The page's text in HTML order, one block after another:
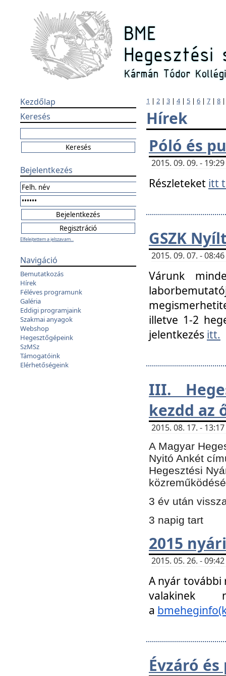
Kezdőlap
Keresés
Bejelentkezés
Elfelejtettem a jelszavam...
Navigáció
Bemutatkozás
Hírek
Féléves programunk
Galéria
Eddigi programjaink
Szakmai anyagok
Webshop
Hegesztőgépeink
SzMSz
Támogatóink
Elérhetőségeink
1 | 2 | 3 | 4| 5 | 6 | 7 | 8
Hírek
Póló és
2015. 09. 09. -
Részleteket itt
GSZK
2015. 09. 07. -
Várunk
illetve 1-2
jelentkezés itt.
III.
kezdd az
2015. 08. 17. -
A Magyar
Nyitó Ankét
Hegesztési
3 év után
3 napig tart
2015
2015. 05. 26. -
A nyár további
a
Évzáró